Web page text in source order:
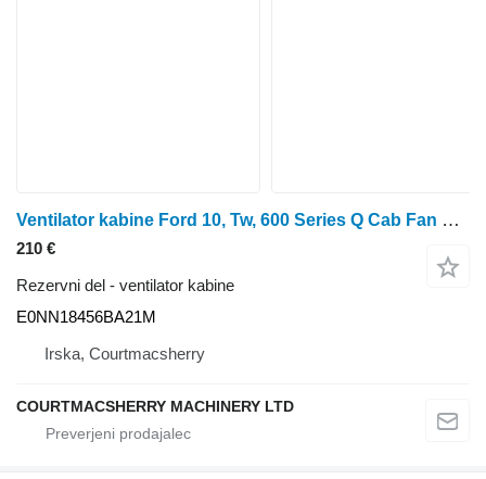
Ventilator kabine Ford 10, Tw, 600 Series Q Cab Fan Blow Motor , E0nn1845 E0NN18456BA21M za traktor na kolesih
210 €
Rezervni del - ventilator kabine
E0NN18456BA21M
Irska, Courtmacsherry
COURTMACSHERRY MACHINERY LTD